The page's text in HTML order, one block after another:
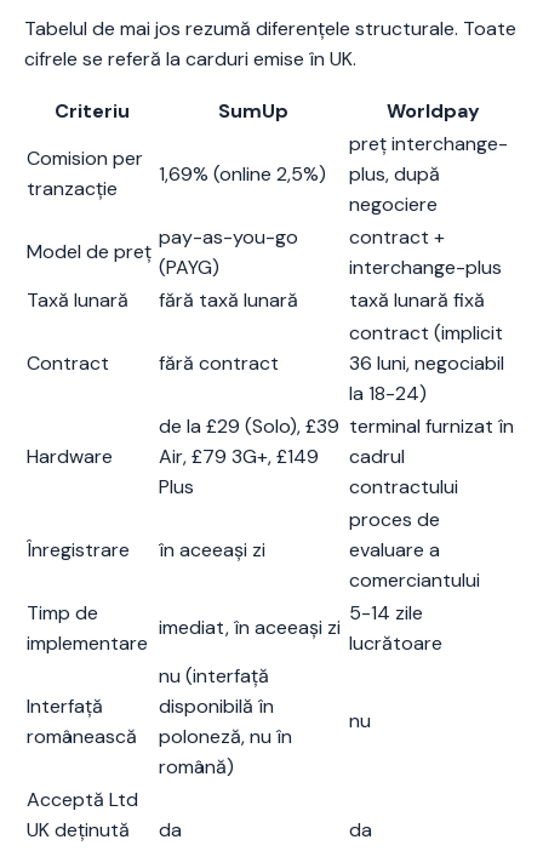
Tabelul de mai jos rezumă diferențele structurale. Toate
cifrele se referă la carduri emise în UK.
Criteriu SumUp
Worldpay
Comision per
tranzacție
1,69% (online 2,5%)
preț interchange-
plus, după
negociere
Model de preț
pay-as-you-go
(PAYG)
contract +
interchange-plus
Taxă lunară
fără taxă lunară taxă lunară fixă
Contract fără contract
contract (implicit
36 luni, negociabil
la 18-24)
Hardware
de la £29 (Solo), £39
Air, £79 3G+, £149
Plus
terminal furnizat în
cadrul
contractului
Înregistrare în aceeași zi
proces de
evaluare a
comerciantului
Timp de
implementare
imediat, în aceeași zi
5-14 zile
lucrătoare
Interfață
românească
nu (interfață
disponibilă în
poloneză, nu în
română)
nu
Acceptă Ltd
UK deținută
da da